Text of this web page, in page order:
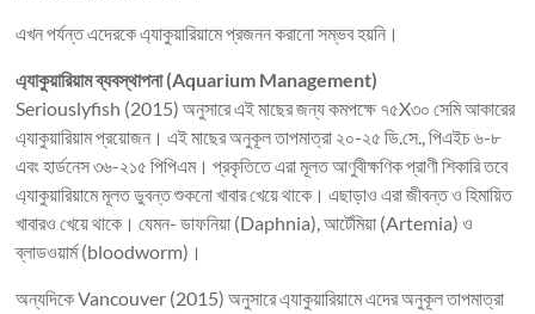
এখন পর্যন্ত এদেরকে এ্যাকুয়ারিয়ামে প্রজনন করানো সম্ভব হয়নি।
এ্যাকুয়ারিয়াম ব্যবস্থাপনা (Aquarium Management)
Seriouslyfish (2015) অনুসারে এই মাছের জন্য কমপক্ষে ৭৫X৩০ সেমি আকারের
এ্যাকুয়ারিয়াম প্রয়োজন। এই মাছের অনুকূল তাপমাত্রা ২০-২৫ ডি.সে., পিএইচ ৬-৮
এবং হার্ডনেস ৩৬-২১৫ পিপিএম। প্রকৃতিতে এরা মূলত আণুবীক্ষণিক প্রাণী শিকারি তবে
এ্যাকুয়ারিয়ামে মূলত ডুবন্ত শুকনো খাবার খেয়ে থাকে। এছাড়াও এরা জীবন্ত ও হিমায়িত
খাবারও খেয়ে থাকে। যেমন- ডাফনিয়া (Daphnia), আর্টেমিয়া (Artemia) ও
ব্লাডওয়ার্ম (bloodworm)।
অন্যদিকে Vancouver (2015) অনুসারে এ্যাকুয়ারিয়ামে এদের অনুকূল তাপমাত্রা